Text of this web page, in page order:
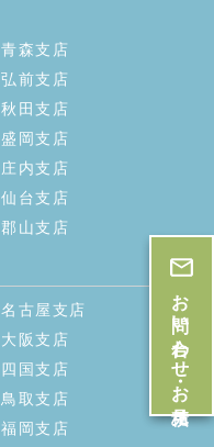
青森支店
弘前支店
秋田支店
盛岡支店
庄内支店
仙台支店
郡山支店
名古屋支店
大阪支店
四国支店
鳥取支店
福岡支店
お問い合わせ・お見積